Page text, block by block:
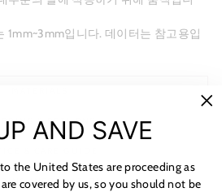
1mm~3mm입니다. 데이터는 참고용입
& RETURNS
INFORMATION
AND SAVE
the United States are proceeding as
covered by us, so you should not be